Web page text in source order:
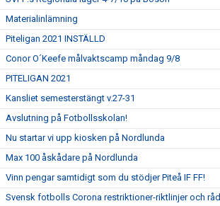
Materialinlämning
Piteligan 2021 INSTÄLLD
Conor O´Keefe målvaktscamp måndag 9/8
PITELIGAN 2021
Kansliet semesterstängt v.27-31
Avslutning på Fotbollsskolan!
Nu startar vi upp kiosken på Nordlunda
Max 100 åskådare på Nordlunda
Vinn pengar samtidigt som du stödjer Piteå IF FF!
Svensk fotbolls Corona restriktioner-riktlinjer och råd